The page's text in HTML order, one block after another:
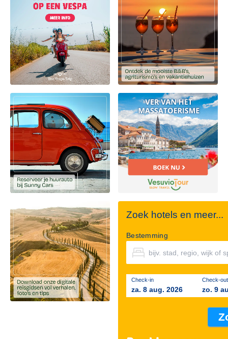
Zoek hotels en meer...
Bestemming
Check-in
za. 8 aug. 2026
Check-out
zo. 9